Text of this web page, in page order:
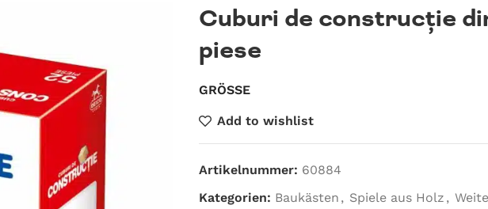
Cuburi de construcție
piese
GRÖSSE
Add to wishlist
Artikelnummer: 60884
Kategorien: Baukästen , Spiele aus Holz ,